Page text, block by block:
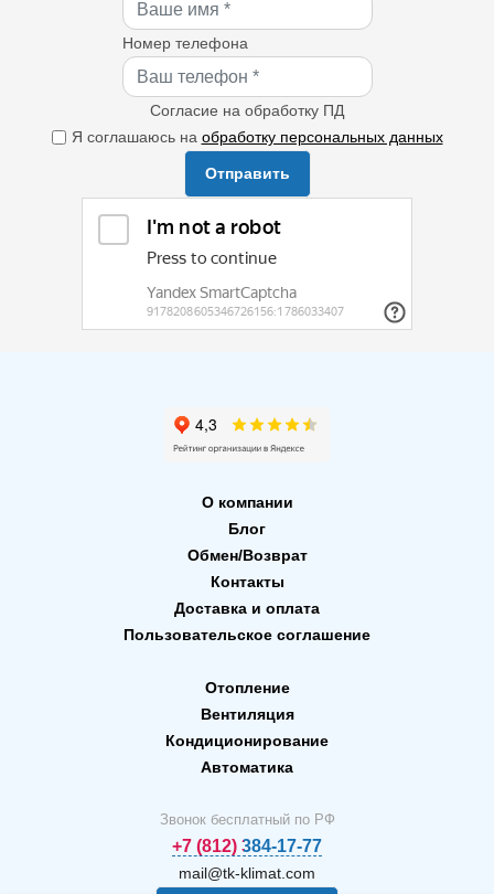
Номер телефона
Согласие на обработку ПД
Я соглашаюсь на обработку персональных данных
Отправить
О компании
Блог
Обмен/Возврат
Контакты
Доставка и оплата
Пользовательское соглашение
Отопление
Вентиляция
Кондиционирование
Автоматика
Звонок бесплатный по РФ
+7 (812) 384-17-77
mail@tk-klimat.com